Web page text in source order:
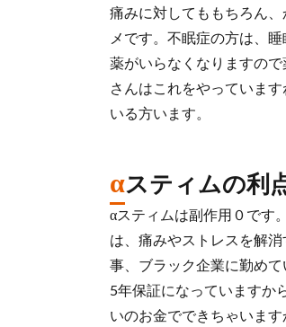
痛みに対してももちろん
メです。不眠症の方は、
薬がいらなくなりますの
さんはこれをやっていま
いる方います。
αスティムの利
αスティムは副作用０です
は、痛みやストレスを解
事、ブラック企業に勤め
5年保証になっていますか
いのお金でできちゃいま